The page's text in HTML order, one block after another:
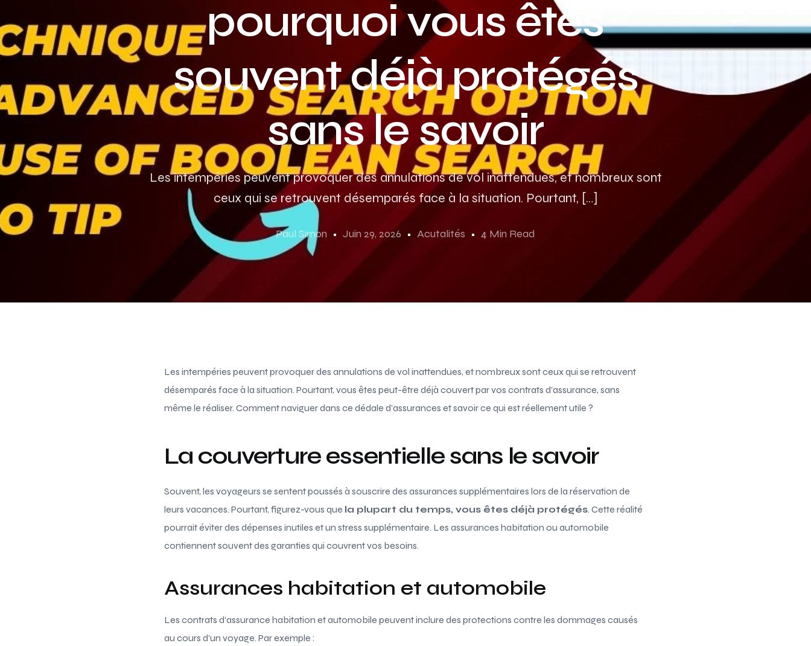
Assurance auto Lyon
Assurance auto Marseille
pourquoi vous êtes
souvent déjà protégés
sans le savoir
Les intempéries peuvent provoquer des annulations de vol inattendues, et nombreux sont
ceux qui se retrouvent désemparés face à la situation. Pourtant, […]
Paul Simon Juin 29, 2026 Acutalités 4 Min Read
Les intempéries peuvent provoquer des annulations de vol inattendues, et nombreux sont ceux qui se retrouvent
désemparés face à la situation. Pourtant, vous êtes peut-être déjà couvert par vos contrats d’assurance, sans
même le réaliser. Comment naviguer dans ce dédale d’assurances et savoir ce qui est réellement utile ?
La couverture essentielle sans le savoir
Souvent, les voyageurs se sentent poussés à souscrire des assurances supplémentaires lors de la réservation de
leurs vacances. Pourtant, figurez-vous que la plupart du temps, vous êtes déjà protégés. Cette réalité
pourrait éviter des dépenses inutiles et un stress supplémentaire. Les assurances habitation ou automobile
contiennent souvent des garanties qui couvrent vos besoins.
Assurances habitation et automobile
Les contrats d’assurance habitation et automobile peuvent inclure des protections contre les dommages causés
au cours d’un voyage. Par exemple :